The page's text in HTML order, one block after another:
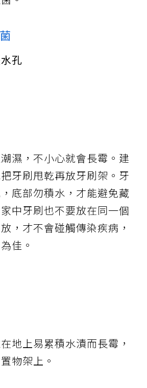
孔
濕，不小心就會長霉。建
牙刷甩乾再放牙刷架。牙
底部勿積水，才能避免藏
中牙刷也不要放在同一個
，才不會碰觸傳染疾病，
佳。
地上易累積水漬而長霉，
物架上。